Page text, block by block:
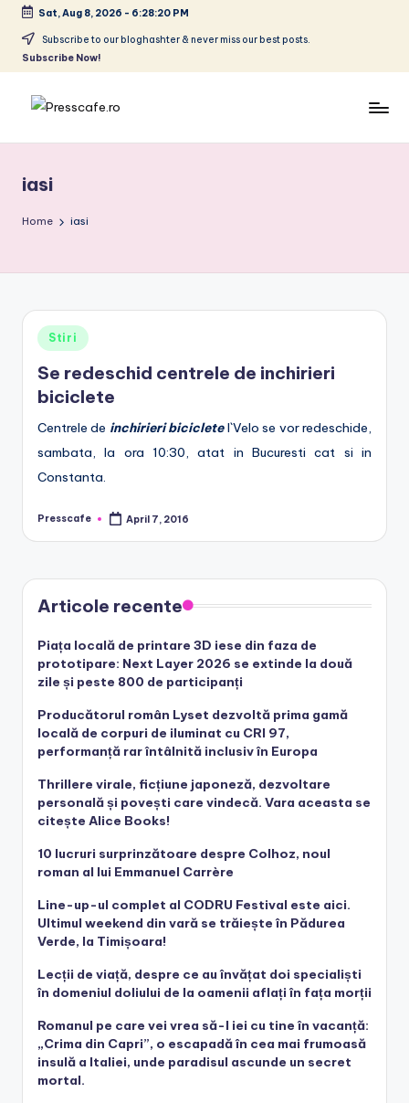
Skip
Sat, Aug 8, 2026 - 6:28:20 PM
Subscribe to our bloghashter & never miss our best posts.
Subscribe Now!
e
s
a
f
e
r
o
urbane
iasi
Home iasi
Posted
Stiri
Se redeschid centrele de inchirieri
biciclete
Centrele de inchirieri bicicleteI`Velo se vor redeschide,
sambata, la ora 10:30, atat in Bucuresti cat si in
Constanta.
Posted
Presscafe April 7, 2016
Articole recente
Piața locală de printare 3D iese din faza de
prototipare: Next Layer 2026 se extinde la două
zile și peste 800 de participanți
Producătorul român Lyset dezvoltă prima gamă
locală de corpuri de iluminat cu CRI 97,
performanță rar întâlnită inclusiv în Europa
Thrillere virale, ficțiune japoneză, dezvoltare
personală și povești care vindecă. Vara aceasta se
citește Alice Books!
10 lucruri surprinzătoare despre Colhoz, noul
roman al lui Emmanuel Carrère
Line-up-ul complet al CODRU Festival este aici.
Ultimul weekend din vară se trăiește în Pădurea
Verde, la Timișoara!
Lecții de viață, despre ce au învățat doi specialiști
în domeniul doliului de la oamenii aflați în fața morții
Romanul pe care vei vrea să-l iei cu tine în vacanță:
„Crima din Capri”, o escapadă în cea mai frumoasă
insulă a Italiei, unde paradisul ascunde un secret
mortal.